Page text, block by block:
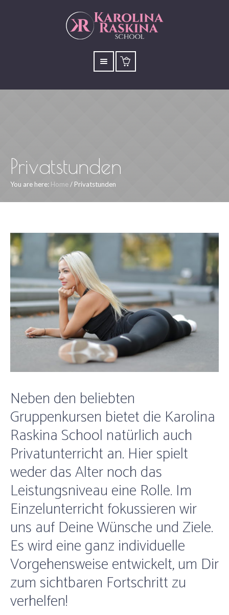
Privatstunden
You are here: Home/ Privatstunden
Neben den beliebten
Gruppenkursen bietet die Karolina
Raskina School natürlich auch
Privatunterricht an. Hier spielt
weder das Alter noch das
Leistungsniveau eine Rolle. Im
Einzelunterricht fokussieren wir
uns auf Deine Wünsche und Ziele.
Es wird eine ganz individuelle
Vorgehensweise entwickelt, um Dir
zum sichtbaren Fortschritt zu
verhelfen!